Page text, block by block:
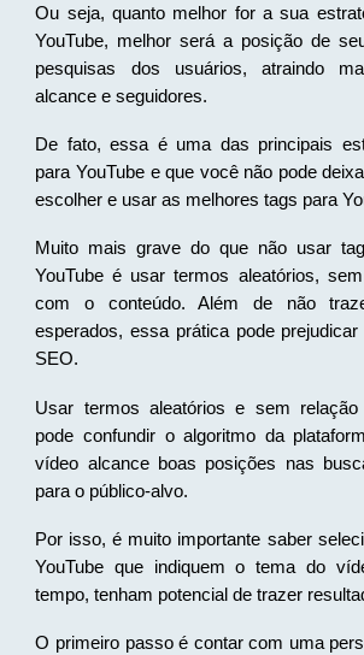
Ou seja, quanto melhor for a sua
YouTube, melhor será a posição de
pesquisas dos usuários, atraindo
alcance e seguidores.
De fato, essa é uma das principais
para YouTube e que você não pode
escolher e usar as melhores tags para
Muito mais grave do que não usar
YouTube é usar termos aleatórios,
com o conteúdo. Além de não
esperados, essa prática pode
SEO.
Usar termos aleatórios e sem
pode confundir o algoritmo da
vídeo alcance boas posições nas
para o público-alvo.
Por isso, é muito importante saber
YouTube que indiquem o tema do
tempo, tenham potencial de trazer
O primeiro passo é contar com uma